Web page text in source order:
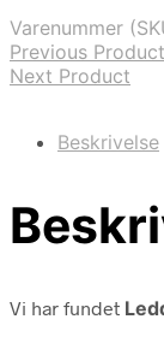
Varenummer
Previous Product
Next Product
Beskrivelse
Vi har fundet